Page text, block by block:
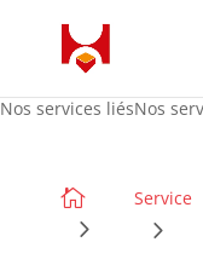
Nos services liésNos
 Service